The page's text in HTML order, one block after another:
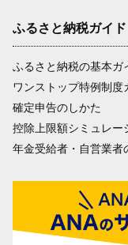
ふるさと納税ガイド
ふるさと納税の基本ガ
ワンストップ特例制度
確定申告のしかた
控除上限額シミュレー
年金受給者・自営業者